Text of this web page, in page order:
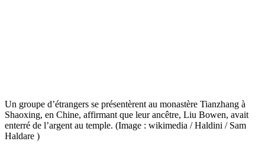
Un groupe d’étrangers se présentèrent au monastère Tianzhang à
Shaoxing, en Chine, affirmant que leur ancêtre, Liu Bowen, avait
enterré de l’argent au temple. (Image : wikimedia / Haldini / Sam
Haldare )